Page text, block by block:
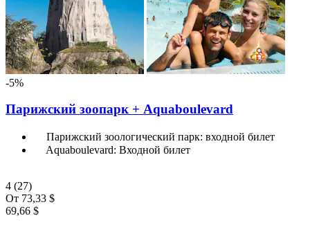
-5%
Парижский зоопарк + Aquaboulevard
Парижский зоологический парк: входной билет
Aquaboulevard: Входной билет
4 (27)
От 73,33 $
69,66 $